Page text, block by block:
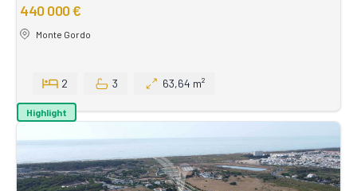
440 000 €
Monte Gordo
2 3 63,64 m²
Highlight